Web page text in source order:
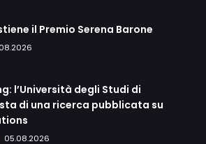
il Premio Serena Barone
l’Università degli Studi di
di una ricerca pubblicata su
05.08.2026